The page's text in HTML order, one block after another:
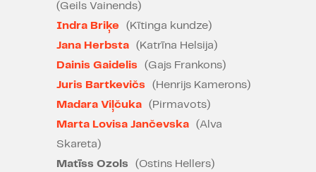
"Enerģētiski intensīva,
līdzdomāšanu un līdzi jušanu
prasoša izrāde. Tā iekustina
daudzus domu diedziņus. Vaļā tikt
ir grūti." 5/5
Atis Rozentāls, "Kultūras Diena"
23.04.2026.
"Vērienīga, monolīta, jutekliska."
(Geils Vainends)
Indra Briķe
(Kītinga kundze)
Jana Herbsta
(Katrīna Helsija)
Dainis Gaidelis
(Gajs Frankons)
Juris Bartkevičs
(Henrijs Kamerons)
Madara Viļčuka
(Pirmavots)
Marta Lovisa Jančevska
(Alva
Skareta)
Matīss Ozols
(Ostins Hellers)